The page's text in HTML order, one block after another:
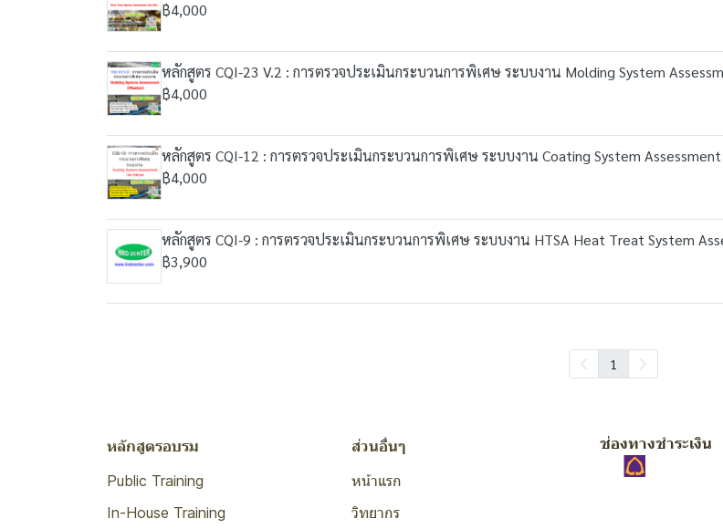
฿4,000
หลักสูตร CQI-23 V.2 : การตรวจประเมินกระบวนการพิเศษ ระบบงาน Molding System
฿4,000
หลักสูตร CQI-12 : การตรวจประเมินกระบวนการพิเศษ ระบบงาน Coating System
฿4,000
หลักสูตร CQI-9 : การตรวจประเมินกระบวนการพิเศษ ระบบงาน HTSA Heat Treat System
฿3,900
1
หลักสูตรอบรม
Public Training
In-House Training
ส่วนอื่นๆ
หน้าแรก
วิทยากร
ช่องทางชำระเงิน